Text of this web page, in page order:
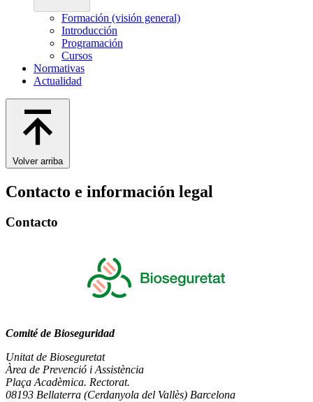
Formación (visión general)
Introducción
Programación
Cursos
Normativas
Actualidad
Volver arriba
Contacto e información legal
Contacto
Comité de Bioseguridad
Unitat de Bioseguretat
Àrea de Prevenció i Assistència
Plaça Acadèmica. Rectorat.
08193 Bellaterra (Cerdanyola del Vallès) Barcelona